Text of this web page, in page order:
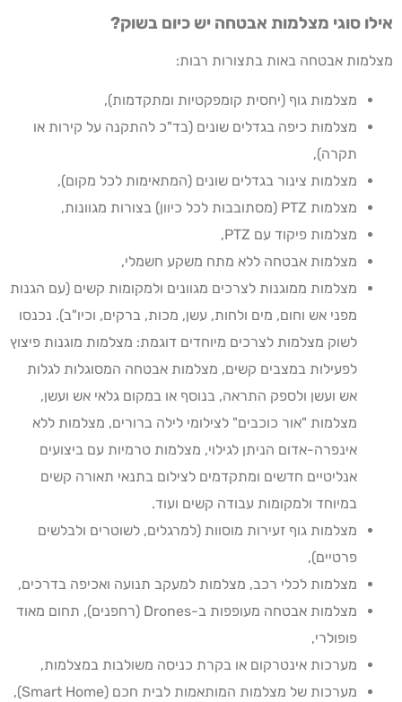
אילו סוגי מצלמות אבטחה יש כיום בשוק?
מצלמות אבטחה באות בתצורות רבות:
מצלמות גוף (יחסית קומפקטיות ומתקדמות),
מצלמות כיפה בגדלים שונים (בד"כ להתקנה על קירות או
תקרה),
מצלמות צינור בגדלים שונים (המתאימות לכל מקום),
מצלמות PTZ (מסתובבות לכל כיוון) בצורות מגוונות,
מצלמות פיקוד עם PTZ,
מצלמות אבטחה ללא מתח משקע חשמלי,
מצלמות ממוגנות לצרכים מגוונים ולמקומות קשים (עם הגנות
מפני אש וחום, מים ולחות, עשן, מכות, ברקים, וכיו"ב). נכנסו
לשוק מצלמות לצרכים מיוחדים דוגמת: מצלמות מוגנות פיצוץ
לפעילות במצבים קשים, מצלמות אבטחה המסוגלות לגלות
אש ועשן ולספק התראה, בנוסף או במקום גלאי אש ועשן,
מצלמות "אור כוכבים" לצילומי לילה ברורים, מצלמות ללא
אינפרה-אדום הניתן לגילוי, מצלמות טרמיות עם ביצועים
אנליטיים חדשים ומתקדמים לצילום בתנאי תאורה קשים
במיוחד ולמקומות עבודה קשים ועוד.
מצלמות גוף זעירות מוסוות (למרגלים, לשוטרים ולבלשים
פרטיים),
מצלמות לכלי רכב, מצלמות למעקב תנועה ואכיפה בדרכים,
מצלמות אבטחה מעופפות ב-Drones (רחפנים), תחום מאוד
פופולרי,
מערכות אינטרקום או בקרת כניסה משולבות במצלמות,
מערכות של מצלמות המותאמות לבית חכם (Smart Home),